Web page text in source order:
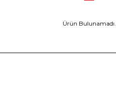
Ürün Bulunamadı.